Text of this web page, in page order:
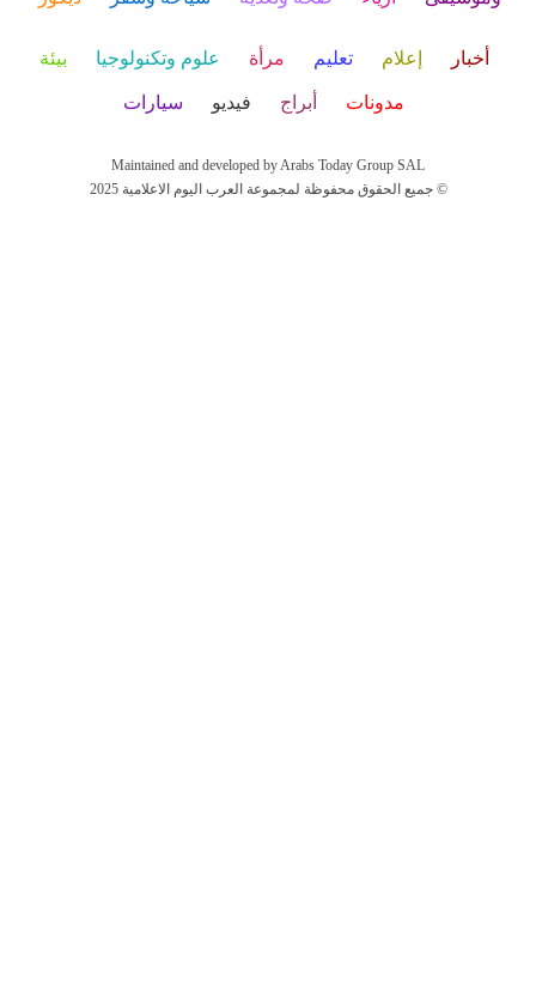
أخبار إعلام تعليم مرأة علوم وتكنولوجيا بيئة
مدونات أبراج فيديو سيارات
Maintained and developed by Arabs Today Group SAL
جميع الحقوق محفوظة لمجموعة العرب اليوم الاعلامية 2025 ©